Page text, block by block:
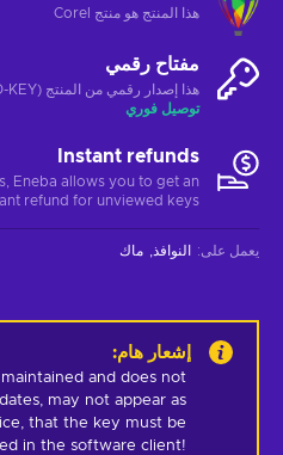
هذا المنتج هو منتج Corel
مفتاح رقمي
هذا إصدار رقمي من المنتج (CD-KEY)
توصيل فوري
Instant refunds
Eneba allows you to get an
refund for unviewed keys.
يعمل على: النوافذ ماك
إشعار هام:
and does not
may not appear as
that the key must be
in the software client!